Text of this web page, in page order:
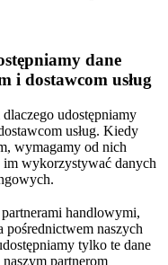
dane
i dostawcom usług
udostępniamy
usług. Kiedy
wymagamy od nich
im wykorzystywać danych
handlowymi,
pośrednictwem naszych
tylko te dane
partnerom